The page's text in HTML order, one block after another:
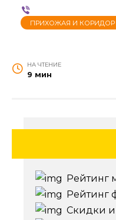
ПРИХОЖАЯ И КОРИДОР
НА ЧТЕНИЕ
9 мин
Рейтинг
Рейтинг
Скидки